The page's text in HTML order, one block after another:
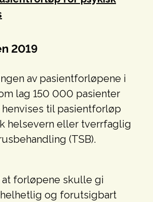
2019
av pasientforløpene i
lag 150 000 pasienter
henvises til pasientforløp
helsevern eller tverrfaglig
(TSB).
at forløpene skulle gi
og forutsigbart